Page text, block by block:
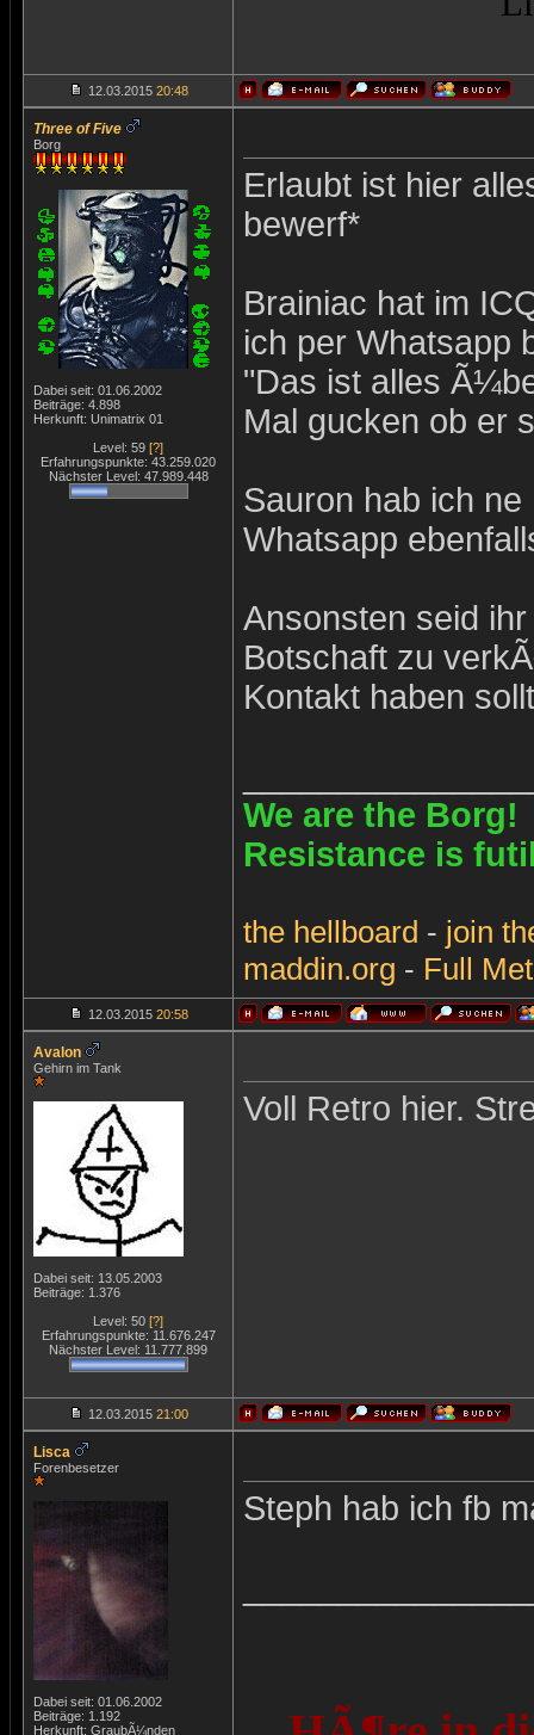
12.03.2015 20:48
Three of Five
Borg
Dabei seit: 01.06.2002
Beiträge: 4.898
Herkunft: Unimatrix 01
Level: 59 [?]
Erfahrungspunkte: 43.259.020
Nächster Level: 47.989.448
Erlaubt ist hier
bewerf*
Brainiac hat im
ich per Whatsapp
"Das ist alles
Mal gucken ob er
Sauron hab ich
Whatsapp
Ansonsten seid
Botschaft zu
Kontakt haben
We are the Borg!
Resistance is
the hellboard - join
maddin.org - Full
12.03.2015 20:58
Avalon
Gehirn im Tank
Dabei seit: 13.05.2003
Beiträge: 1.376
Level: 50 [?]
Erfahrungspunkte: 11.676.247
Nächster Level: 11.777.899
Voll Retro hier.
12.03.2015 21:00
Lisca
Forenbesetzer
Dabei seit: 01.06.2002
Beiträge: 1.192
Herkunft: GraubÃ¼nden
Steph hab ich fb